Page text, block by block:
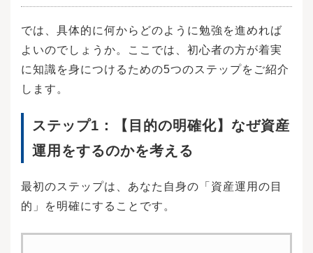
では、具体的に何からどのように勉強を進めれば
よいのでしょうか。ここでは、初心者の方が着実
に知識を身につけるための5つのステップをご紹介
します。
ステップ1：【目的の明確化】なぜ資産
運用をするのかを考える
最初のステップは、あなた自身の「資産運用の目
的」を明確にすることです。